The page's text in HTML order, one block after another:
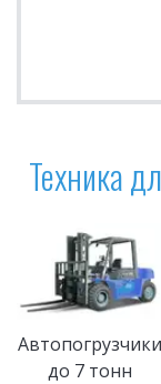
Техника
Автопогрузчики
до 7 тонн